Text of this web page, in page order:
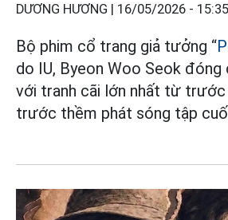
DƯƠNG HƯƠNG | 16/05/2026 - 15:35
Bộ phim cổ trang giả tưởng “
do IU, Byeon Woo Seok
với tranh cãi lớn nhất từ trước
trước thềm phát sóng tập